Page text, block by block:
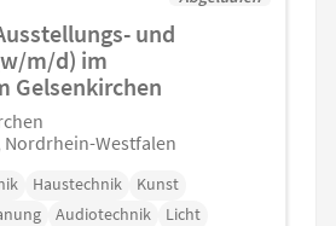
und
m/d) im
Gelsenkirchen
Nordrhein-Westfalen
Haustechnik
Kunst
Audiotechnik Licht